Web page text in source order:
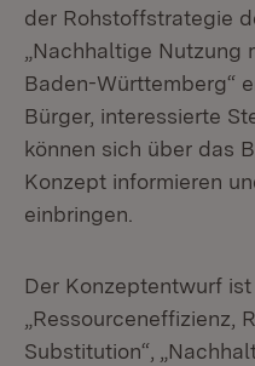
der Rohstoffstrategie
„Nachhaltige
Baden-Württemberg“
Bürger, interessierte
können sich über das
Konzept informieren
einbringen.
Der Konzeptentwurf
„Ressourceneffizienz,
Substitution“,